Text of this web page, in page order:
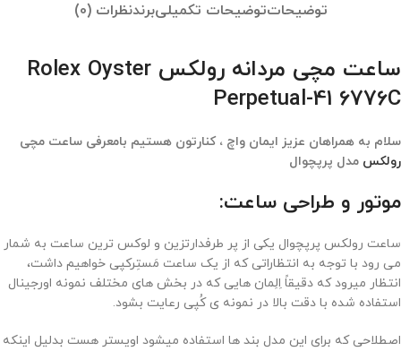
توضیحاتتوضیحات تکمیلیبرندنظرات (0)
ساعت مچی مردانه رولکس Rolex Oyster
Perpetual-41 6776C
سلام به همراهان عزیز ایمان واچ ، کنارتون هستیم بامعرفی ساعت مچی
رولکس مدل پرپچوال
موتور و طراحی ساعت:
ساعت رولکس پرپچوال یکی از پر طرفدارتزین و لوکس ترین ساعت به شمار
می رود با توجه به انتظاراتی که از یک ساعت مَستِرکپی خواهیم داشت،
انتظار میرود که دقیقاً اِلِمان هایی که در بخش های مختلف نمونه اورجینال
استفاده شده با دقت بالا در نمونه ی کُپی رعایت بشود.
اصطلاحی که برای این مدل بند ها استفاده میشود اویستر هست بدلیل اینکه